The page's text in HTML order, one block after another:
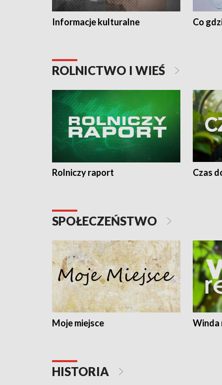
Informacje kulturalne Co
ROLNICTWO I WIEŚ
Rolniczy raport Czas
SPOŁECZEŃSTWO
Moje miejsce Winda
HISTORIA